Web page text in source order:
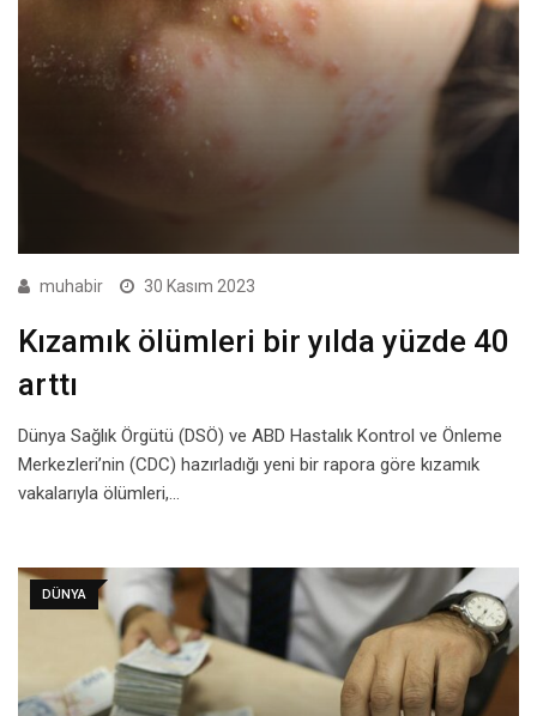
muhabir 30 Kasım 2023
Kızamık ölümleri bir yılda yüzde 40
arttı
Dünya Sağlık Örgütü (DSÖ) ve ABD Hastalık Kontrol ve Önleme
Merkezleri’nin (CDC) hazırladığı yeni bir rapora göre kızamık
vakalarıyla ölümleri,…
DÜNYA